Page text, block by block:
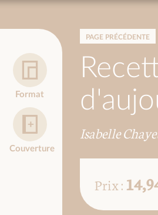
PAGE PRÉCÉDENTE
Isabelle
Format
Couverture
Prix :